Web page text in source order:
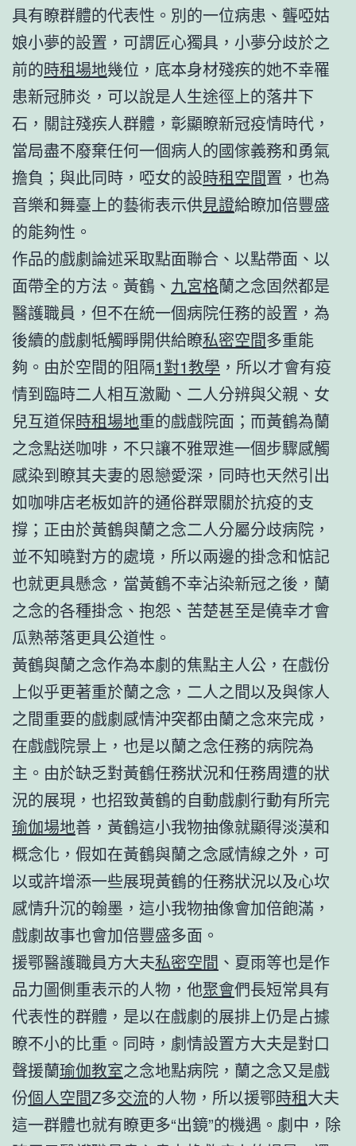
具有瞭群體的代表性。別的一位病患、聾啞姑
娘小夢的設置，可謂匠心獨具，小夢分歧於之
前的時租場地幾位，底本身材殘疾的她不幸罹
患新冠肺炎，可以說是人生途徑上的落井下
石，關註殘疾人群體，彰顯瞭新冠疫情時代，
當局盡不廢棄任何一個病人的國傢義務和勇氣
擔負；與此同時，啞女的設時租空間置，也為
音樂和舞臺上的藝術表示供見證給瞭加倍豐盛
的能夠性。
作品的戲劇論述采取點面聯合、以點帶面、以
面帶全的方法。黃鶴、 九宮格蘭之念固然都是
醫護職員，但不在統一個病院任務的設置，為
後續的戲劇牴觸睜開供給瞭私密空間多重能
夠。由於空間的阻隔1對1教學 ，所以才會有疫
情到臨時二人相互激勵、二人分辨與父親、女
兒互道保時租場地重的戲戲院面；而黃鶴為蘭
之念點送咖啡，不只讓不雅眾進一個步驟感觸
感染到瞭其夫妻的恩戀愛深，同時也天然引出
如咖啡店老板如許的通俗群眾關於抗疫的支
撐；正由於黃鶴與蘭之念二人分屬分歧病院，
並不知曉對方的處境，所以兩邊的掛念和惦記
也就更具懸念，當黃鶴不幸沾染新冠之後，蘭
之念的各種掛念、抱怨、苦楚甚至是僥幸才會
瓜熟蒂落更具公道性。
黃鶴與蘭之念作為本劇的焦點主人公，在戲份
上似乎更著重於蘭之念，二人之間以及與傢人
之間重要的戲劇感情沖突都由蘭之念來完成，
在戲戲院景上，也是以蘭之念任務的病院為
主。由於缺乏對黃鶴任務狀況和任務周遭的狀
況的展現，也招致黃鶴的自動戲劇行動有所完
瑜伽場地善，黃鶴這小我物抽像就顯得淡漠和
概念化，假如在黃鶴與蘭之念感情線之外，可
以或許增添一些展現黃鶴的任務狀況以及心坎
感情升沉的翰墨，這小我物抽像會加倍飽滿，
戲劇故事也會加倍豐盛多面。
援鄂醫護職員方大夫私密空間 、夏雨等也是作
品力圖側重表示的人物，他聚會們長短常具有
代表性的群體，是以在戲劇的展排上仍是占據
瞭不小的比重。同時，劇情設置方大夫是對口
聲援蘭瑜伽教室之念地點病院，蘭之念又是戲
份個人空間Z多交流的人物，所以援鄂時租大夫
這一群體也就有瞭更多“出鏡”的機遇。劇中，除